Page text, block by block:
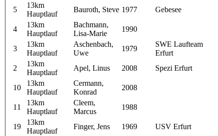
5
13km
Hauptlauf
Bauroth, Steve 1977 Gebesee
4
13km
Hauptlauf
Bachmann,
Lisa-Marie
1990
3
13km
Hauptlauf
Aschenbach,
Uwe
1979
SWE Laufteam
Erfurt
2
13km
Hauptlauf
Apel, Linus 2008 Spezi Erfurt
10
13km
Hauptlauf
Cermann,
Konrad
2008
11
13km
Hauptlauf
Cleem,
Marcus
1988
19
13km
Hauptlauf
Finger, Jens 1969 USV Erfurt